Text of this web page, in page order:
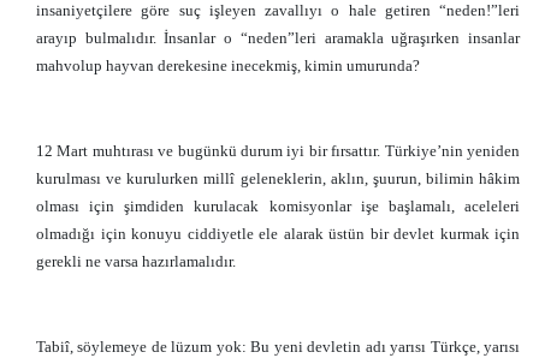
insaniyetçilere göre suç işleyen zavallıyı o hale getiren “neden!”leri
arayıp bulmalıdır. İnsanlar o “neden”leri aramakla uğraşırken insanlar
mahvolup hayvan derekesine inecekmiş, kimin umurunda?
12 Mart muhtırası ve bugünkü durum iyi bir fırsattır. Türkiye’nin yeniden
kurulması ve kurulurken millî geleneklerin, aklın, şuurun, bilimin hâkim
olması için şimdiden kurulacak komisyonlar işe başlamalı, aceleleri
olmadığı için konuyu ciddiyetle ele alarak üstün bir devlet kurmak için
gerekli ne varsa hazırlamalıdır.
Tabiî, söylemeye de lüzum yok: Bu yeni devletin adı yarısı Türkçe, yarısı